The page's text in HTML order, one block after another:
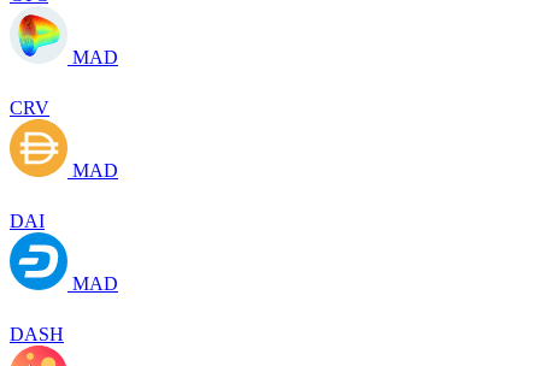
MAD
CRV
MAD
DAI
MAD
DASH